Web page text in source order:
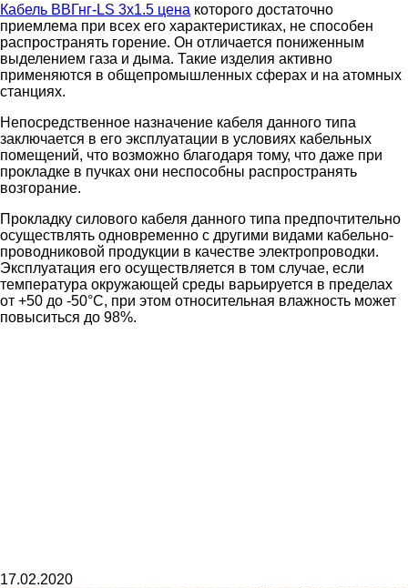
Кабель ВВГнг-LS 3х1.5 цена которого достаточно
приемлема при всех его характеристиках, не способен
распространять горение. Он отличается пониженным
выделением газа и дыма. Такие изделия активно
применяются в общепромышленных сферах и на атомных
станциях.
Непосредственное назначение кабеля данного типа
заключается в его эксплуатации в условиях кабельных
помещений, что возможно благодаря тому, что даже при
прокладке в пучках они неспособны распространять
возгорание.
Прокладку силового кабеля данного типа предпочтительно
осуществлять одновременно с другими видами кабельно-
проводниковой продукции в качестве электропроводки.
Эксплуатация его осуществляется в том случае, если
температура окружающей среды варьируется в пределах
от +50 до -50°C, при этом относительная влажность может
повыситься до 98%.
17.02.2020